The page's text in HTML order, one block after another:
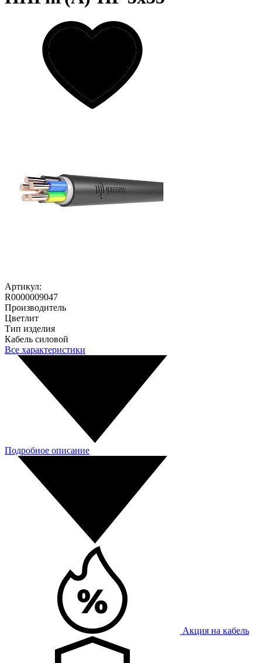
Артикул:
R0000009047
Производитель
Цветлит
Тип изделия
Кабель силовой
Все характеристики
Подробное описание
Акция на кабель